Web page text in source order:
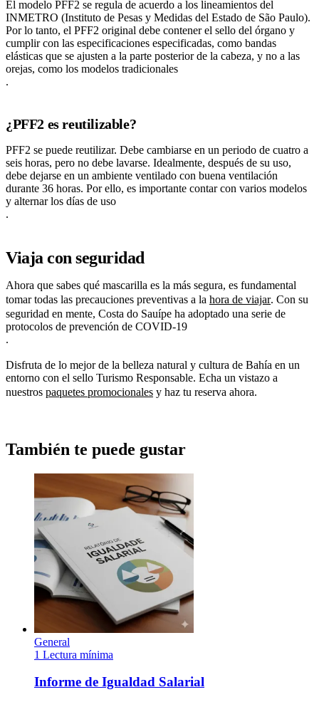
El modelo PFF2 se regula de acuerdo a los lineamientos del
INMETRO (Instituto de Pesas y Medidas del Estado de São Paulo).
Por lo tanto, el PFF2 original debe contener el sello del órgano y
cumplir con las especificaciones especificadas, como bandas
elásticas que se ajusten a la parte posterior de la cabeza, y no a las
orejas, como los modelos tradicionales
.
¿PFF2 es reutilizable?
PFF2 se puede reutilizar. Debe cambiarse en un periodo de cuatro a
seis horas, pero no debe lavarse. Idealmente, después de su uso,
debe dejarse en un ambiente ventilado con buena ventilación
durante 36 horas. Por ello, es importante contar con varios modelos
y alternar los días de uso
.
Viaja con seguridad
Ahora que sabes qué mascarilla es la más segura, es fundamental
tomar todas las precauciones preventivas a la hora de viajar. Con su
seguridad en mente, Costa do Sauípe ha adoptado una serie de
protocolos de prevención de COVID-19
.
Disfruta de lo mejor de la belleza natural y cultura de Bahía en un
entorno con el sello Turismo Responsable. Echa un vistazo a
nuestros paquetes promocionales y haz tu reserva ahora.
También te puede gustar
General
1 Lectura mínima
Informe de Igualdad Salarial